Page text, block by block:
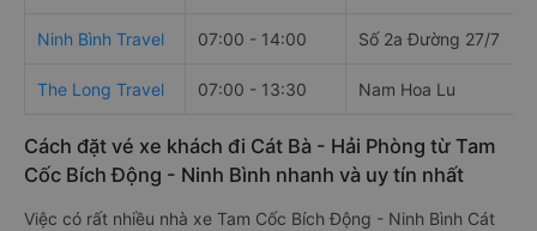
Ninh Bình Travel 07:00 - 14:00 Số 2a Đường 27/7
The Long Travel 07:00 - 13:30 Nam Hoa Lu
Cách đặt vé xe khách đi Cát Bà - Hải Phòng từ Tam
Cốc Bích Động - Ninh Bình nhanh và uy tín nhất
Việc có rất nhiều nhà xe Tam Cốc Bích Động - Ninh Bình Cát